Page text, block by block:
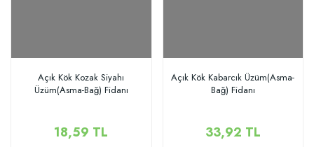
Açık Kök Kozak Siyahı
Üzüm(Asma-Bağ) Fidanı
18,59 TL
Açık Kök Kabarcık Üzüm(Asma-
Bağ) Fidanı
33,92 TL